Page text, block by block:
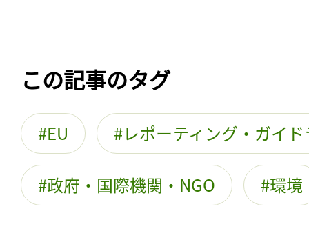
この記事のタグ
EU レポーティング・ガイ
政府・国際機関・NGO 環境